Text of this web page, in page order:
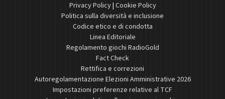
Privacy Policy| Cookie Policy
Politica sulla diversità e inclusione
Codice etico e di condotta
Linea Editoriale
Regolamento giochi RadioGold
Fact Check
Rettifica e correzioni
Autoregolamentazione Elezioni Amministrative 2026
Impostazioni preferenze relative al TCF